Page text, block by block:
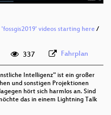
'fossgis2019' videos starting here/
337 Fahrplan
Intelligenz" ist ein großer
und sonstigen Projektionen
hört sich harmlos an. Sind
das in einem Lightning Talk